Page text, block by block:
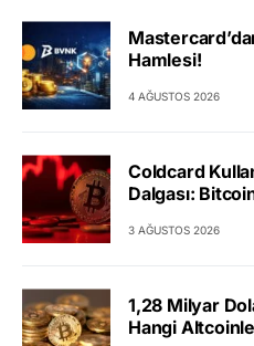
Hamlesi!
4 AĞUSTOS 2026
Coldcard
Dalgası:
3 AĞUSTOS 2026
1,28 Milyar
Hangi